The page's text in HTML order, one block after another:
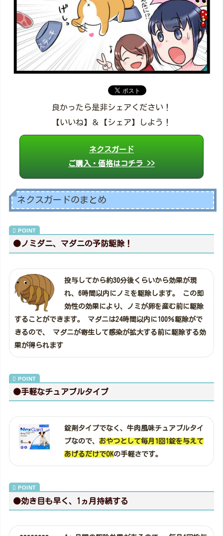
良かったら是非シェアください！
【いいね】＆【シェア】しよう！
ネクスガード
ご購入・価格はコチラ >>
ネクスガードのまとめ
●ノミダニ、マダニの予防駆除！
投与してから約30分後くらいから効果が現
れ、6時間以内にノミを駆除します。 この即
効性の効果により、ノミが卵を産む前に駆除
することができます。 マダニは24時間以内に100％駆除がで
きるので、 マダニが寄生して感染が拡大する前に駆除する効
果が得られます
●手軽なチュアブルタイプ
錠剤タイプでなく、牛肉風味チュアブルタイ
プなので、 おやつとして毎月1回1錠を与えて
あげるだけでOKの手軽さです。
●効き目も早く、1ヵ月持続する